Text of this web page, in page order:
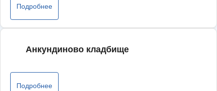
Подробнее
Анкундиново кладбище
Подробнее